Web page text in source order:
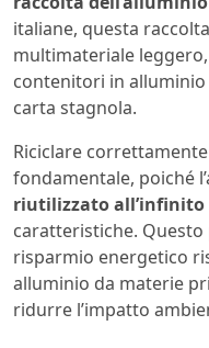
italiane, questa
multimateriale
contenitori in
carta stagnola.
Riciclare
fondamentale, poiché
riutilizzato all’infinito
caratteristiche.
risparmio energetico
alluminio da materie
ridurre l’impatto